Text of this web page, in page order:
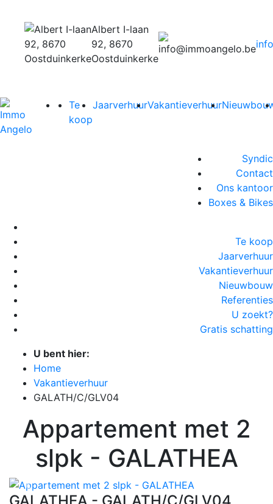
Albert I-laan
92, 8670
Oostduinkerke
Te
koop
JaarverhuurVakantieverhuur
Syndic
Contact
Ons kantoor
Boxes & Bikes
Te koop
Jaarverhuur
Vakantieverhuur
Nieuwbouw
Referenties
U zoekt?
Gratis schatting
U bent hier:
Home
Vakantieverhuur
GALATH/C/GLV04
Appartement met 2
slpk - GALATHEA
Vorige